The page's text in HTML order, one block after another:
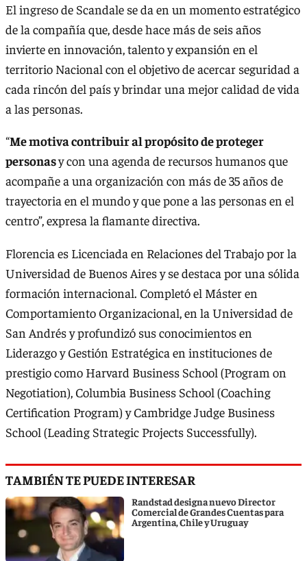
El ingreso de Scandale se da en un momento estratégico
de la compañía que, desde hace más de seis años
invierte en innovación, talento y expansión en el
territorio Nacional con el objetivo de acercar seguridad a
cada rincón del país y brindar una mejor calidad de vida
a las personas.
“Me motiva contribuir al propósito de proteger
personasy con una agenda de recursos humanos que
acompañe a una organización con más de 35 años de
trayectoria en el mundo y que pone a las personas en el
centro”, expresa la flamante directiva.
Florencia es Licenciada en Relaciones del Trabajo por la
Universidad de Buenos Aires y se destaca por una sólida
formación internacional. Completó el Máster en
Comportamiento Organizacional, en la Universidad de
San Andrés y profundizó sus conocimientos en
Liderazgo y Gestión Estratégica en instituciones de
prestigio como Harvard Business School (Program on
Negotiation), Columbia Business School (Coaching
Certification Program) y Cambridge Judge Business
School (Leading Strategic Projects Successfully).
TAMBIÉN TE PUEDE INTERESAR
Randstad designa nuevo Director
Comercial de Grandes Cuentas para
Argentina, Chile y Uruguay